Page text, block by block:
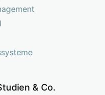
& Co.